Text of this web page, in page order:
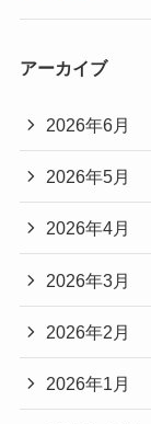
アーカイブ
2026年6月
2026年5月
2026年4月
2026年3月
2026年2月
2026年1月